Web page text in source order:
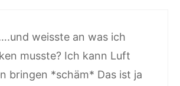
weisste an was ich
musste? Ich kann Luft
bringen *schäm* Das ist ja